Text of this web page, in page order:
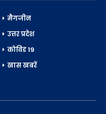
मैगजीन
उत्तर प्रदेश
कोविड 19
खास खबरें